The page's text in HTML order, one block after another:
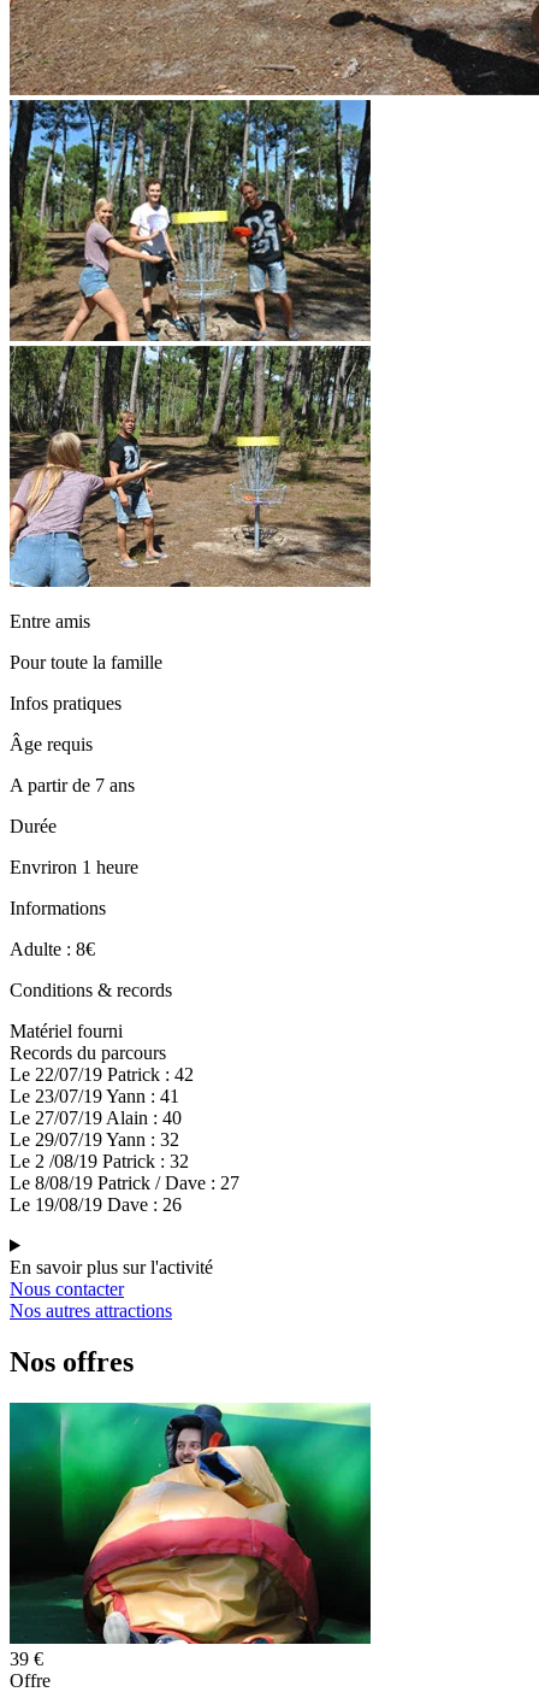
Entre amis
Pour toute la famille
Infos pratiques
Âge requis
A partir de 7 ans
Durée
Envriron 1 heure
Informations
Adulte : 8€
Conditions & records
Matériel fourni
Records du parcours
Le 22/07/19 Patrick : 42
Le 23/07/19 Yann : 41
Le 27/07/19 Alain : 40
Le 29/07/19 Yann : 32
Le 2 /08/19 Patrick : 32
Le 8/08/19 Patrick / Dave : 27
Le 19/08/19 Dave : 26
En savoir plus sur l'activité
Nous contacter
Nos autres attractions
Nos offres
39 €
Offre